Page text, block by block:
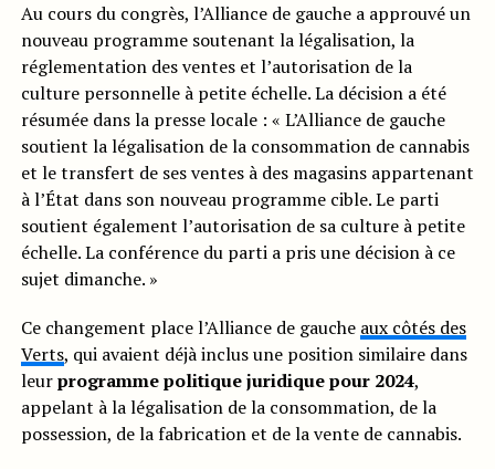
Au cours du congrès, l’Alliance de gauche a approuvé un
nouveau programme soutenant la légalisation, la
réglementation des ventes et l’autorisation de la
culture personnelle à petite échelle. La décision a été
résumée dans la presse locale : « L’Alliance de gauche
soutient la légalisation de la consommation de cannabis
et le transfert de ses ventes à des magasins appartenant
à l’État dans son nouveau programme cible. Le parti
soutient également l’autorisation de sa culture à petite
échelle. La conférence du parti a pris une décision à ce
sujet dimanche. »
Ce changement place l’Alliance de gauche aux côtés des
Verts, qui avaient déjà inclus une position similaire dans
leurprogramme politique juridique pour 2024,
appelant à la légalisation de la consommation, de la
possession, de la fabrication et de la vente de cannabis.